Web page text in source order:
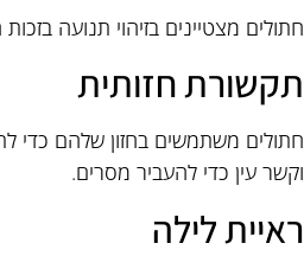
חתולים מצטיינים בזיהוי תנועה
תקשורת חזותית
חתולים משתמשים בחזון שלהם כדי
וקשר עין כדי להעביר מסרים.
ראיית לילה